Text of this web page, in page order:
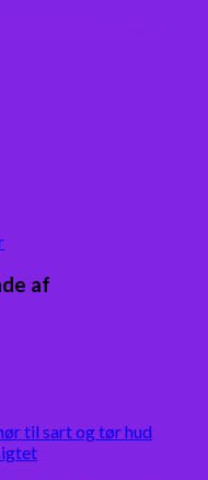
af
til sart og tør hud